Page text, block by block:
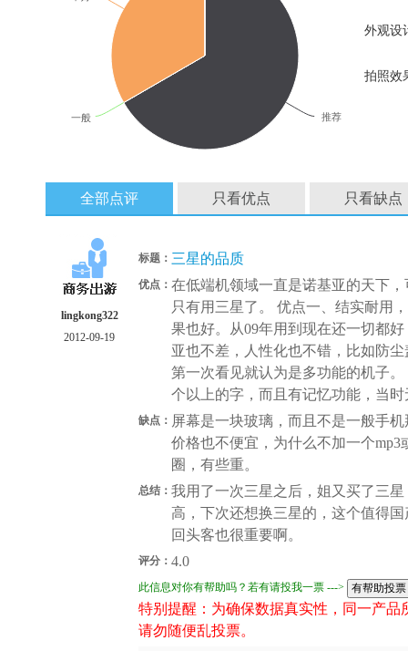
推荐
一般
外观设
拍照效
全部点评 只看优点 只看缺点
lingkong322
2012-09-19
标题： 三星的品质
优点： 在低端机领域一直是诺基亚的天下
只有用三星了。 优点一、结实耐用
果也好。从09年用到现在还一切都
亚也不差，人性化也不错，比如防
第一次看见就认为是多功能的机子
个以上的字，而且有记忆功能，当时
缺点： 屏幕是一块玻璃，而且不是一般手
价格也不便宜，为什么不加一个
圈，有些重。
总结： 我用了一次三星之后，姐又买了三
高，下次还想换三星的，这个值得
回头客也很重要啊。
评分： 4.0
此信息对你有帮助吗？若有请投我一票 --->
特别提醒：为确保数据真实性，同一产
请勿随便乱投票。